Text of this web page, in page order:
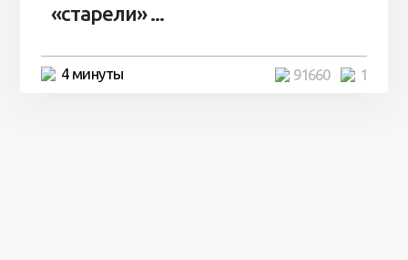
«старели» ...
4 минуты 1
91660